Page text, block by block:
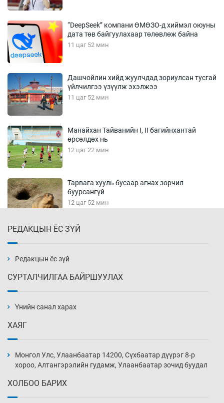
“DeepSeek” компани ӨМӨЗО-д хиймэл оюуны
дата төв байгуулахаар төлөвлөж байна
11 цаг 52 мин
Дашчойлин хийд жуулчдад зориулсан тусгай
үйлчилгээ үзүүлж эхэлжээ
11 цаг 52 мин
Манайхан Тайванийн I, II багийнхантай
өрсөлдөх нь
12 цаг 22 мин
Тарвага хууль бусаар агнах зөрчил
буурсангүй
12 цаг 52 мин
13 цаг 22 мин
13 цаг 52 мин
14 цаг 22 мин
РЕДАКЦЫН ЁС ЗҮЙ
Редакцын ёс зүй
СУРТАЛЧИЛГАА БАЙРШУУЛАХ
Үнийн санал харах
ХАЯГ
Монгол Улс, Улаанбаатар 14200, Сүхбаатар дүүрэг 8-р
хороо, Алтангэрэлийн гудамж, Улаанбаатар зочид буудал
ХОЛБОО БАРИХ